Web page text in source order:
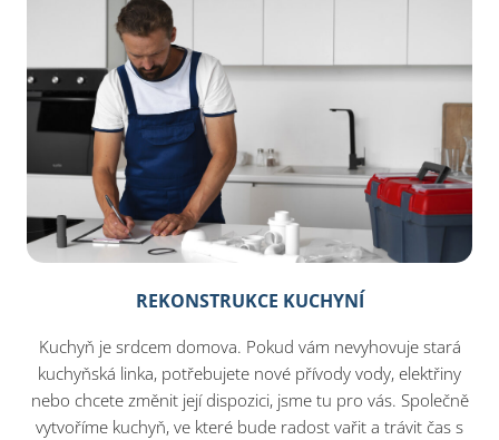
REKONSTRUKCE KUCHYNÍ
Kuchyň je srdcem domova. Pokud vám nevyhovuje stará
kuchyňská linka, potřebujete nové přívody vody, elektřiny
nebo chcete změnit její dispozici, jsme tu pro vás. Společně
vytvoříme kuchyň, ve které bude radost vařit a trávit čas s